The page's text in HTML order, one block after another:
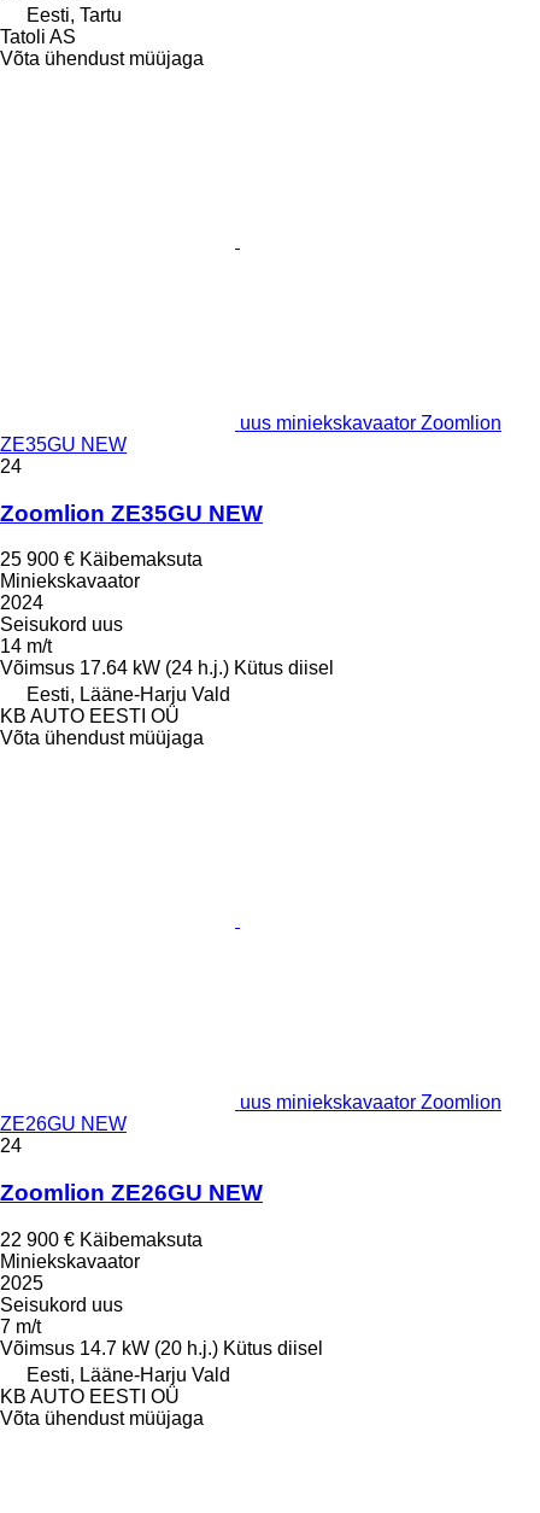
Eesti, Tartu
Tatoli AS
Võta ühendust müüjaga
uus miniekskavaator Zoomlion
ZE35GU NEW
24
Zoomlion ZE35GU NEW
25 900 € Käibemaksuta
Miniekskavaator
2024
Seisukord uus
14 m/t
Võimsus 17.64 kW (24 h.j.) Kütus diisel
Eesti, Lääne-Harju Vald
KB AUTO EESTI OÜ
Võta ühendust müüjaga
uus miniekskavaator Zoomlion
ZE26GU NEW
24
Zoomlion ZE26GU NEW
22 900 € Käibemaksuta
Miniekskavaator
2025
Seisukord uus
7 m/t
Võimsus 14.7 kW (20 h.j.) Kütus diisel
Eesti, Lääne-Harju Vald
KB AUTO EESTI OÜ
Võta ühendust müüjaga